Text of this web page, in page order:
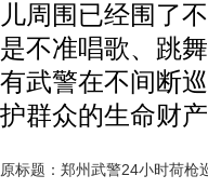
儿周围已经围了
是不准唱歌、跳
有武警在不间断
护群众的生命财产
原标题：郑州武警24小时荷枪